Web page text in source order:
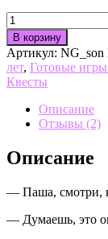
Количество
товара
Новогодний
сон
В корзину
Артикул: NG_son
лет, Готовые
Квесты
Описание
Отзывы (2)
Описание
— Паша, смотри,
— Думаешь, это